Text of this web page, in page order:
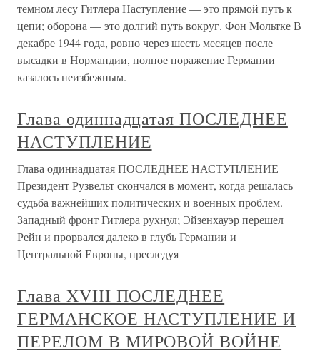
темном лесу Гитлера Наступление — это прямой путь к
цепи; оборона — это долгий путь вокруг. Фон Мольтке В
декабре 1944 года, ровно через шесть месяцев после
высадки в Нормандии, полное поражение Германии
казалось неизбежным.
Глава одиннадцатая ПОСЛЕДНЕЕ
НАСТУПЛЕНИЕ
Глава одиннадцатая ПОСЛЕДНЕЕ НАСТУПЛЕНИЕ
Президент Рузвельт скончался в момент, когда решалась
судьба важнейших политических и военных проблем.
Западный фронт Гитлера рухнул; Эйзенхауэр перешел
Рейн и прорвался далеко в глубь Германии и
Центральной Европы, преследуя
Глава XVIII ПОСЛЕДНЕЕ
ГЕРМАНСКОЕ НАСТУПЛЕНИЕ И
ПЕРЕЛОМ В МИРОВОЙ ВОЙНЕ